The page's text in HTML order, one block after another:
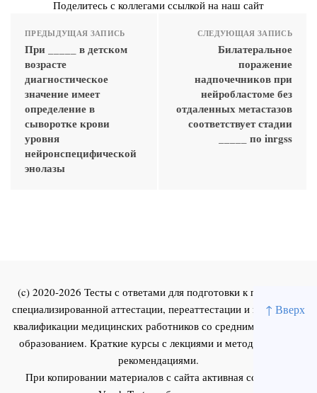
↑ Вверх
Поделитесь с коллегами ссылкой на наш сайт
ПРЕДЫДУЩАЯ ЗАПИСЬ
При _____ в детском
возрасте
диагностическое
значение имеет
определение в
сыворотке крови
уровня
нейронспецифической
энолазы
СЛЕДУЮЩАЯ ЗАПИСЬ
Билатеральное
поражение
надпочечников при
нейробластоме без
отдаленных метастазов
соответствует стадии
_____ по inrgss
(c) 2020-2026 Тесты с ответами для подготовки к первичной
специализированной аттестации, переаттестации и повышения
квалификации медицинских работников со средним и высшим
образованием. Краткие курсы с лекциями и методическими
рекомендациями.
При копировании материалов с сайта активная ссылка на